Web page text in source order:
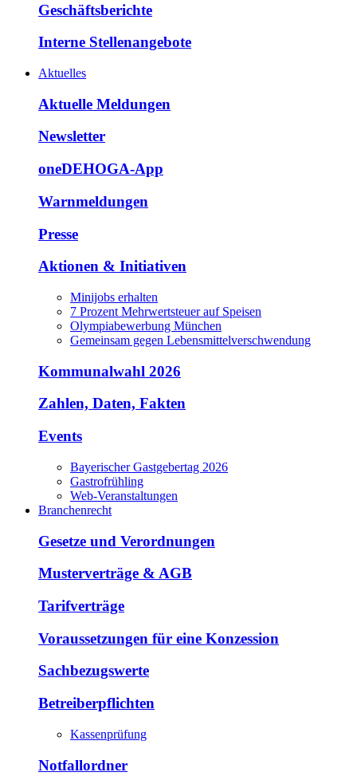
Geschäftsberichte
Interne Stellenangebote
Aktuelles
Aktuelle Meldungen
Newsletter
oneDEHOGA-App
Warnmeldungen
Presse
Aktionen & Initiativen
Minijobs erhalten
7 Prozent Mehrwertsteuer auf Speisen
Olympiabewerbung München
Gemeinsam gegen Lebensmittelverschwendung
Kommunalwahl 2026
Zahlen, Daten, Fakten
Events
Bayerischer Gastgebertag 2026
Gastrofrühling
Web-Veranstaltungen
Branchenrecht
Gesetze und Verordnungen
Musterverträge & AGB
Tarifverträge
Voraussetzungen für eine Konzession
Sachbezugswerte
Betreiberpflichten
Kassenprüfung
Notfallordner